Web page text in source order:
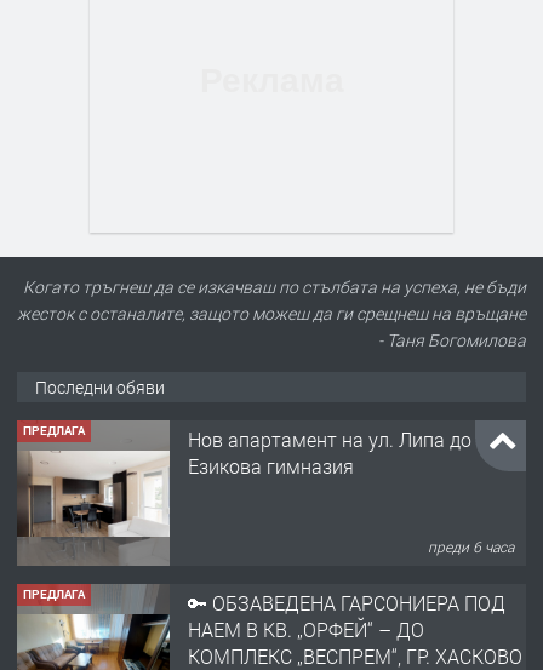
Когато тръгнеш да се изкачваш по стълбата на успеха, не бъди
жесток с останалите, защото можеш да ги срещнеш на връщане
- Таня Богомилова
Последни обяви
ПРЕДЛАГА
Нов апартамент на ул. Липа до
Езикова гимназия
преди 6 часа
ПРЕДЛАГА
🔑 ОБЗАВЕДЕНА ГАРСОНИЕРА ПОД
НАЕМ В КВ. „ОРФЕЙ“ – ДО
КОМПЛЕКС „ВЕСПРЕМ“, ГР. ХАСКОВО